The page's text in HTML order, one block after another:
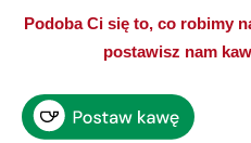
Podoba Ci się to, co robimy
postawisz nam